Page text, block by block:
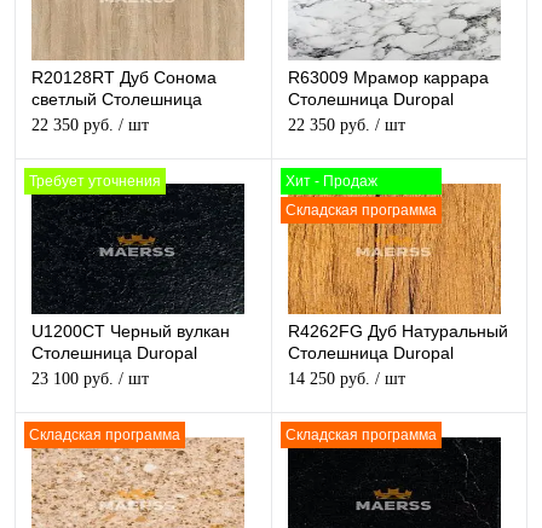
R20128RT Дуб Сонома
светлый Столешница
Duropal структурная
22 350 руб. / шт
R63009 Мрамор каррара
Столешница Duropal
матовая
22 350 руб. / шт
Требует уточнения
U1200CT Черный вулкан
Столешница Duropal
структурная
23 100 руб. / шт
Хит - Продаж
Складская программа
R4262FG Дуб Натуральный
Столешница Duropal
матовая
14 250 руб. / шт
Складская программа Складская программа